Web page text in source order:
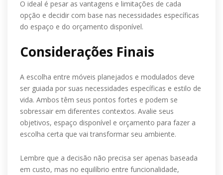
O ideal é pesar as vantagens e limitações de cada
opção e decidir com base nas necessidades específicas
do espaço e do orçamento disponível.
Considerações Finais
A escolha entre móveis planejados e modulados deve
ser guiada por suas necessidades específicas e estilo de
vida. Ambos têm seus pontos fortes e podem se
sobressair em diferentes contextos. Avalie seus
objetivos, espaço disponível e orçamento para fazer a
escolha certa que vai transformar seu ambiente.
Lembre que a decisão não precisa ser apenas baseada
em custo, mas no equilíbrio entre funcionalidade,